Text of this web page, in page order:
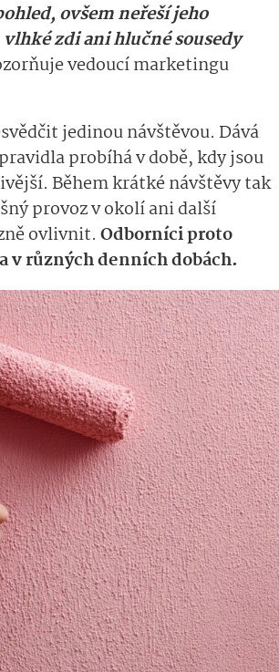
ovšem neřeší jeho
zdi ani hlučné sousedy
vedoucí marketingu
jedinou návštěvou. Dává
probíhá v době, kdy jsou
Během krátké návštěvy tak
provoz v okolí ani další
ovlivnit. Odborníci proto
různých denních dobách.